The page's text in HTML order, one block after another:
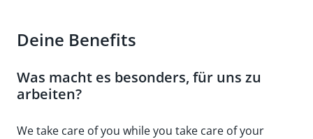
Deine Benefits
Was macht es besonders, für uns zu
arbeiten?
We take care of you while you take care of your